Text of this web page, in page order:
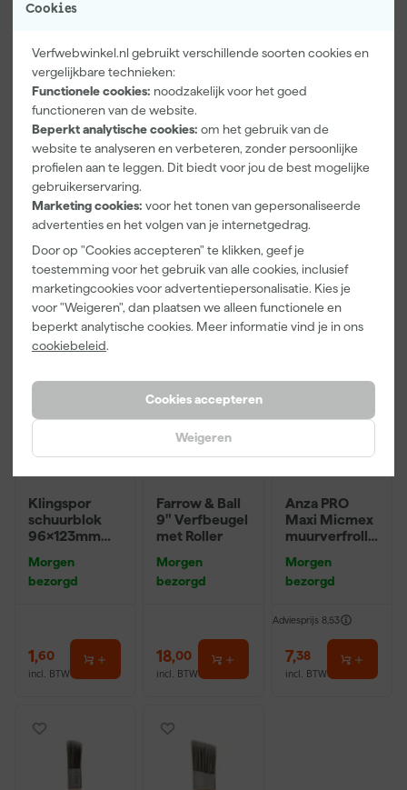
Cookies
Verfwebwinkel.nl gebruikt verschillende soorten cookies en
vergelijkbare technieken:
Functionele cookies: noodzakelijk voor het goed
functioneren van de website.
Beperkt analytische cookies: om het gebruik van de
website te analyseren en verbeteren, zonder persoonlijke
profielen aan te leggen. Dit biedt voor jou de best mogelijke
gebruikerservaring.
Marketing cookies: voor het tonen van gepersonaliseerde
advertenties en het volgen van je internetgedrag.
Door op "Cookies accepteren" te klikken, geef je
toestemming voor het gebruik van alle cookies, inclusief
marketingcookies voor advertentiepersonalisatie. Kies je
voor "Weigeren", dan plaatsen we alleen functionele en
beperkt analytische cookies. Meer informatie vind je in ons
cookiebeleid.
Cookies accepteren
Weigeren
Paintura
Lucamax
Washi tape -
50mx24mm
Morgen
bezorgd
Adviesprijs 6,00
3,99
incl. BTW
Farrow & Ball
F&B
Kleurenwaaie
r
Morgen
22,00
incl. BTW
And Go
Verfbak -
12cm Roller -
0,5L + 5
Morgen
3,99
incl. BTW
Klingspor
schuurblok
96x123mm
Morgen
bezorgd
1,60
incl. BTW
Farrow & Ball
9" Verfbeugel
met Roller
Morgen
bezorgd
18,00
incl. BTW
Anza PRO
Maxi Micmex
muurverfrolle
Morgen
bezorgd
Adviesprijs 8,53
7,38
incl. BTW